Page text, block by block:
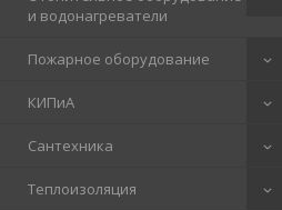
и водонагреватели
Пожарное оборудование
КИПиА
Сантехника
Теплоизоляция